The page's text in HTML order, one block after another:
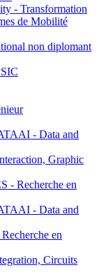
- Transformation
de Mobilité
non diplomant
- Data and
Graphic
- Recherche en
- Data and
en
Circuits